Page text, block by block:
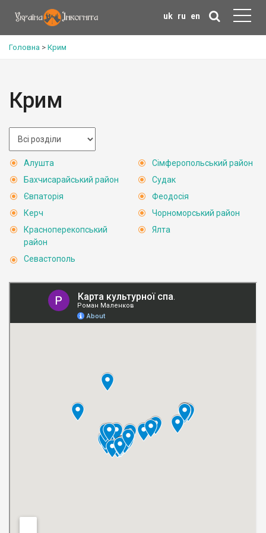
uk ru en
Головна > Крим
Крим
Алушта
Бахчисарайський район
Євпаторія
Керч
Красноперекопський
район
Севастополь
Сімферопольський район
Судак
Феодосія
Чорноморський район
Ялта